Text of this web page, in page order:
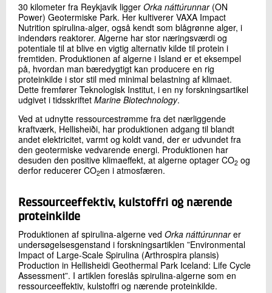
Send
30 kilometer fra Reykjavik ligger Orka náttúrunnar (ON
Power) Geotermiske Park. Her kultiverer VAXA Impact
Nutrition spirulina-alger, også kendt som blågrønne alger, i
indendørs reaktorer. Algerne har stor næringsværdi og
potentiale til at blive en vigtig alternativ kilde til protein i
fremtiden. Produktionen af algerne i Island er et eksempel
på, hvordan man bæredygtigt kan producere en rig
proteinkilde i stor stil med minimal belastning af klimaet.
Dette fremfører Teknologisk Institut, i en ny forskningsartikel
udgivet i tidsskriftet Marine Biotechnology.
Ved at udnytte ressourcestrømme fra det nærliggende
kraftværk, Hellisheiði, har produktionen adgang til blandt
andet elektricitet, varmt og koldt vand, der er udvundet fra
den geotermiske vedvarende energi. Produktionen har
desuden den positive klimaeffekt, at algerne optager CO2 og
derfor reducerer CO2en i atmosfæren.
Ressourceeffektiv, kulstoffri og nærende
proteinkilde
Produktionen af spirulina-algerne ved Orka náttúrunnarer
undersøgelsesgenstand i forskningsartiklen ”Environmental
Impact of Large-Scale Spirulina (Arthrospira plansis)
Production in Hellisheidi Geothermal Park Iceland: Life Cycle
Assessment”. I artiklen foreslås spirulina-algerne som en
ressourceeffektiv, kulstoffri og nærende proteinkilde.